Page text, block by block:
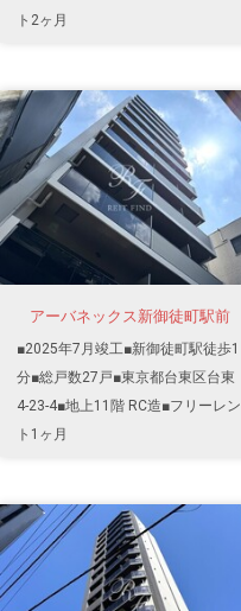
ト2ヶ月
アーバネックス新御徒町駅前
■2025年7月竣工■新御徒町駅徒歩1
分■総戸数27戸■東京都台東区台東
4-23-4■地上11階 RC造■フリーレン
ト1ヶ月